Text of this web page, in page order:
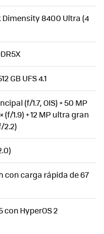
Dimensity 8400 Ultra (4
GB UFS 4.1
(f/1.7, OIS) + 50 MP
(f/1.9) + 12 MP ultra gran
2.2)
con carga rápida de 67
con HyperOS 2